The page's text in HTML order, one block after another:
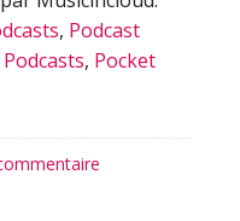
, Podcast
, Pocket